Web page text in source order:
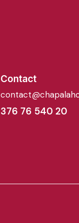
Contact
376 76 540 20